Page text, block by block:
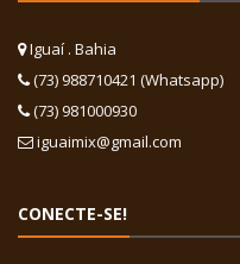
Iguaí . Bahia
(73) 988710421 (Whatsapp)
(73) 981000930
iguaimix@gmail.com
CONECTE-SE!